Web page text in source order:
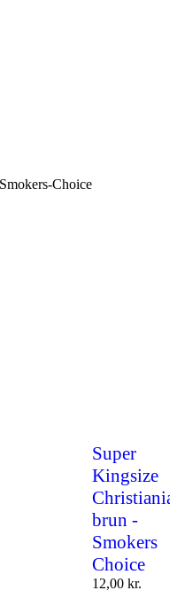
Super
Kingsize
Christiania
brun -
Smokers
Choice
12,00 kr.